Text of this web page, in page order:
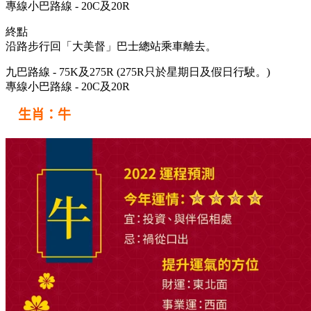
專線小巴路線 - 20C及20R
終點
沿路步行回「大美督」巴士總站乘車離去。
九巴路線 - 75K及275R (275R只於星期日及假日行駛。)
專線小巴路線 - 20C及20R
生肖：牛